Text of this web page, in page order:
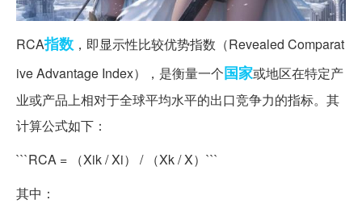
RCA指数 ，即显示性比较优势指数（Revealed Comparat
ive Advantage Index），是衡量一个国家或地区在特定产
业或产品上相对于全球平均水平的出口竞争力的指标。其
计算公式如下：
```RCA = （Xik / Xi） / （Xk / X）```
其中：